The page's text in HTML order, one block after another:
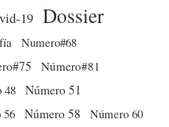
19 Dossier
Numero#68
Número#81
48 Número 51
56 Número 58
Número 60